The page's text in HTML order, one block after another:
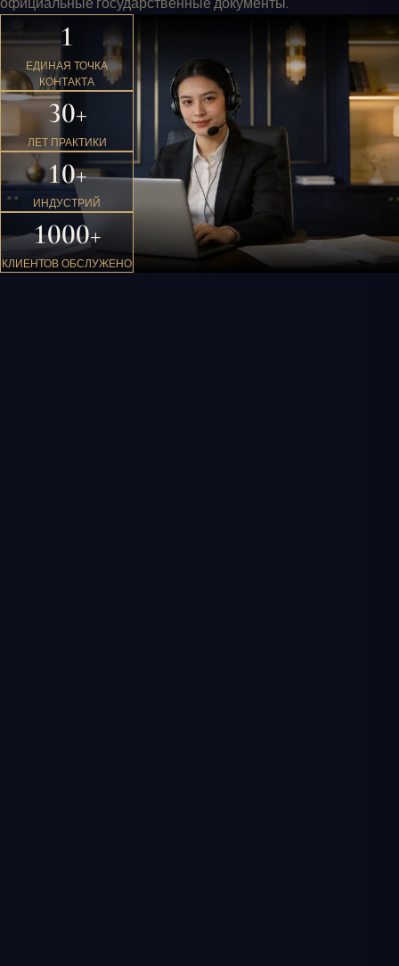
официальные государственные документы.
1
ЕДИНАЯ ТОЧКА
КОНТАКТА
30+
ЛЕТ ПРАКТИКИ
10+
ИНДУСТРИЙ
1000+
КЛИЕНТОВ ОБСЛУЖЕНО